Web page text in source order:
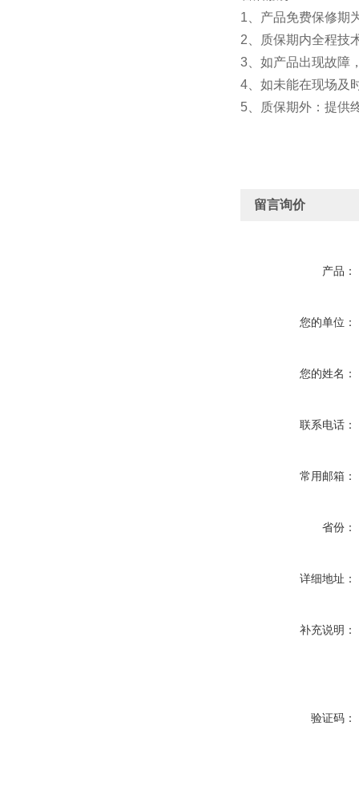
1、产品免费保修期
2、质保期内全
3、如产品出现故障
4、如未能在现场及
5、质保期外：提供
留言询价
产品：
您的单位：
您的姓名：
联系电话：
常用邮箱：
省份：
详细地址：
补充说明：
验证码：